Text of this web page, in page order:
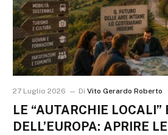
27 Luglio 2026 Di Vito Gerardo Roberto
LE “AUTARCHIE LOCALI”
DELL’EUROPA: APRIRE